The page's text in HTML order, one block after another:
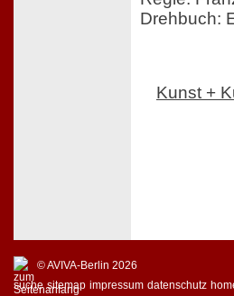
Drehbuch:
Kunst +
© AVIVA-Berlin 2026
suche sitemap impressum datenschutz